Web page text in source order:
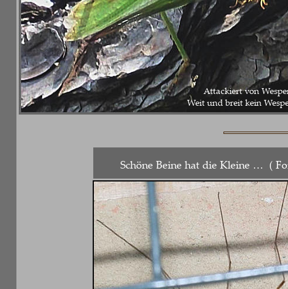
Attackiert von Wespen.
Weit und breit kein
Schöne Beine hat die Kleine …  (